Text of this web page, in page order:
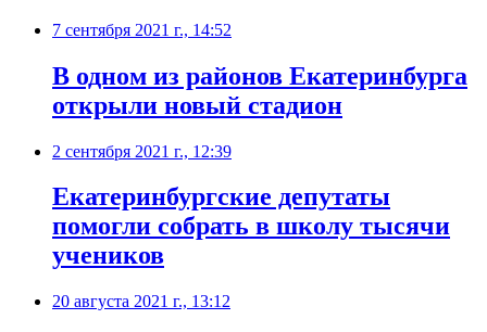
7 сентября 2021 г., 14:52
В одном из районов Екатеринбурга
открыли новый стадион
2 сентября 2021 г., 12:39
Екатеринбургские депутаты
помогли собрать в школу тысячи
учеников
20 августа 2021 г., 13:12